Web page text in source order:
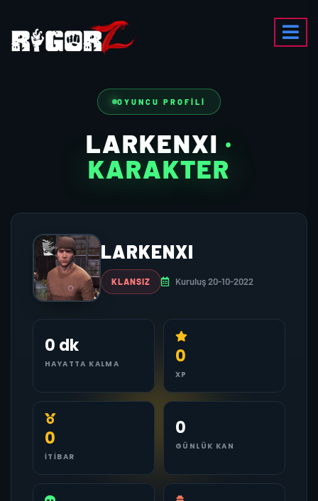
OYUNCU PROFILI
LARKENXI ·
KARAKTER
LARKENXI
KLANSIZ Kuruluş 20-10-2022
0 dk
HAYATTA KALMA 0
XP
0
İTIBAR
0
GÜNLÜK KAN